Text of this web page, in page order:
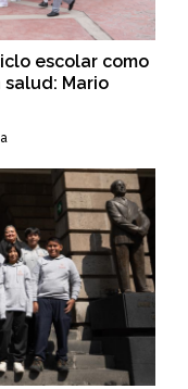
escolar como
Mario